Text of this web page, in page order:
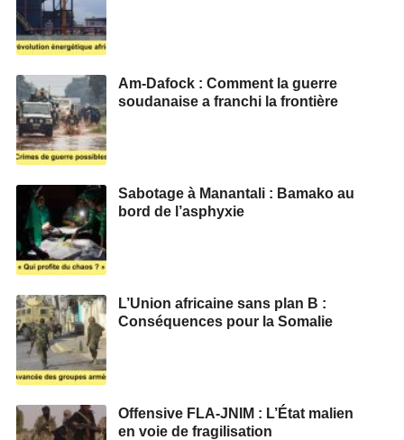
Am-Dafock : Comment la guerre
soudanaise a franchi la frontière
Sabotage à Manantali : Bamako au
bord de l’asphyxie
L’Union africaine sans plan B :
Conséquences pour la Somalie
Offensive FLA-JNIM : L’État malien
en voie de fragilisation